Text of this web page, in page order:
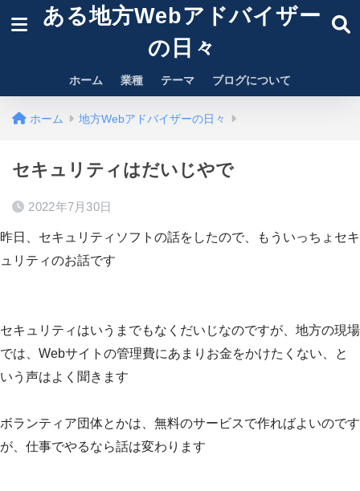
ある地方Webアドバイザー
の日々
ホーム 業種 テーマ ブログについて
ホーム 地方Webアドバイザーの日々
セキュリティはだいじやで
2022年7月30日
昨日、セキュリティソフトの話をしたので、もういっちょセキ
ュリティのお話です
セキュリティはいうまでもなくだいじなのですが、地方の現場
では、Webサイトの管理費にあまりお金をかけたくない、と
いう声はよく聞きます
ボランティア団体とかは、無料のサービスで作ればよいのです
が、仕事でやるなら話は変わります